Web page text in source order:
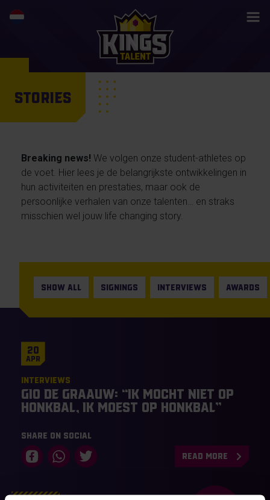
STORIES
Breaking news! We volgen onze student-athletes op
de voet. Hier lees je de belangrijkste ontwikkelingen in
hun activiteiten en prestaties, maar ook de
persoonlijke verhalen van onze talenten… en straks
misschien wel jouw life changing story.
SHOW ALL SIGNINGS INTERVIEWS AWARDS
20
Apr
Interviews
Gio de Graauw: “Ik mocht niet op
honkbal, ik MOEST op honkbal”
Share on social
READ MORE